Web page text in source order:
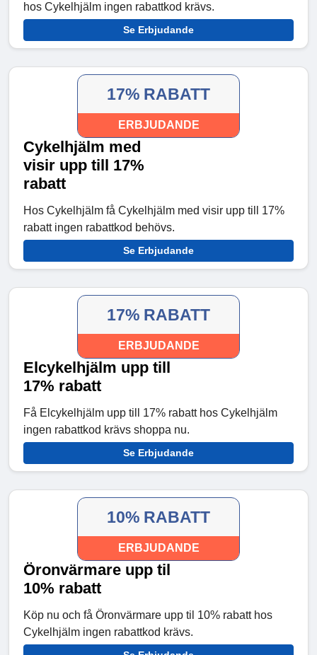
hos Cykelhjälm ingen rabattkod krävs.
Se Erbjudande
17% RABATT
ERBJUDANDE
Cykelhjälm med
visir upp till 17%
rabatt
Hos Cykelhjälm få Cykelhjälm med visir upp till 17%
rabatt ingen rabattkod behövs.
Se Erbjudande
17% RABATT
ERBJUDANDE
Elcykelhjälm upp till
17% rabatt
Få Elcykelhjälm upp till 17% rabatt hos Cykelhjälm
ingen rabattkod krävs shoppa nu.
Se Erbjudande
10% RABATT
ERBJUDANDE
Öronvärmare upp til
10% rabatt
Köp nu och få Öronvärmare upp til 10% rabatt hos
Cykelhjälm ingen rabattkod krävs.